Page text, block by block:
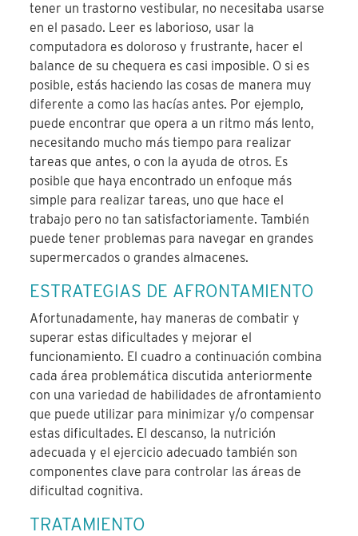
tener un trastorno vestibular, no necesitaba usarse
en el pasado. Leer es laborioso, usar la
computadora es doloroso y frustrante, hacer el
balance de su chequera es casi imposible. O si es
posible, estás haciendo las cosas de manera muy
diferente a como las hacías antes. Por ejemplo,
puede encontrar que opera a un ritmo más lento,
necesitando mucho más tiempo para realizar
tareas que antes, o con la ayuda de otros. Es
posible que haya encontrado un enfoque más
simple para realizar tareas, uno que hace el
trabajo pero no tan satisfactoriamente. También
puede tener problemas para navegar en grandes
supermercados o grandes almacenes.
ESTRATEGIAS DE AFRONTAMIENTO
Afortunadamente, hay maneras de combatir y
superar estas dificultades y mejorar el
funcionamiento. El cuadro a continuación combina
cada área problemática discutida anteriormente
con una variedad de habilidades de afrontamiento
que puede utilizar para minimizar y/o compensar
estas dificultades. El descanso, la nutrición
adecuada y el ejercicio adecuado también son
componentes clave para controlar las áreas de
dificultad cognitiva.
TRATAMIENTO